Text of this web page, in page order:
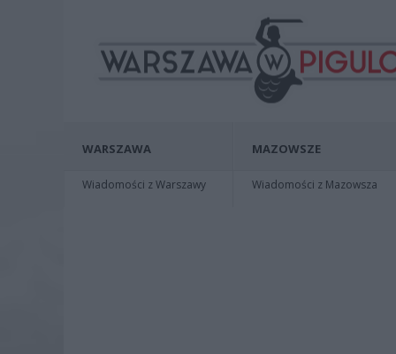
WARSZAWA
Wiadomości z Warszawy
MAZOWSZE
Wiadomości z Mazowsza